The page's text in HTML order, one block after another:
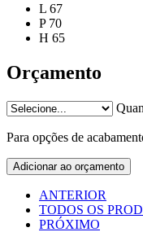
L 67
P 70
H 65
Orçamento
Para opções de
ANTERIOR
TODOS OS
PRÓXIMO